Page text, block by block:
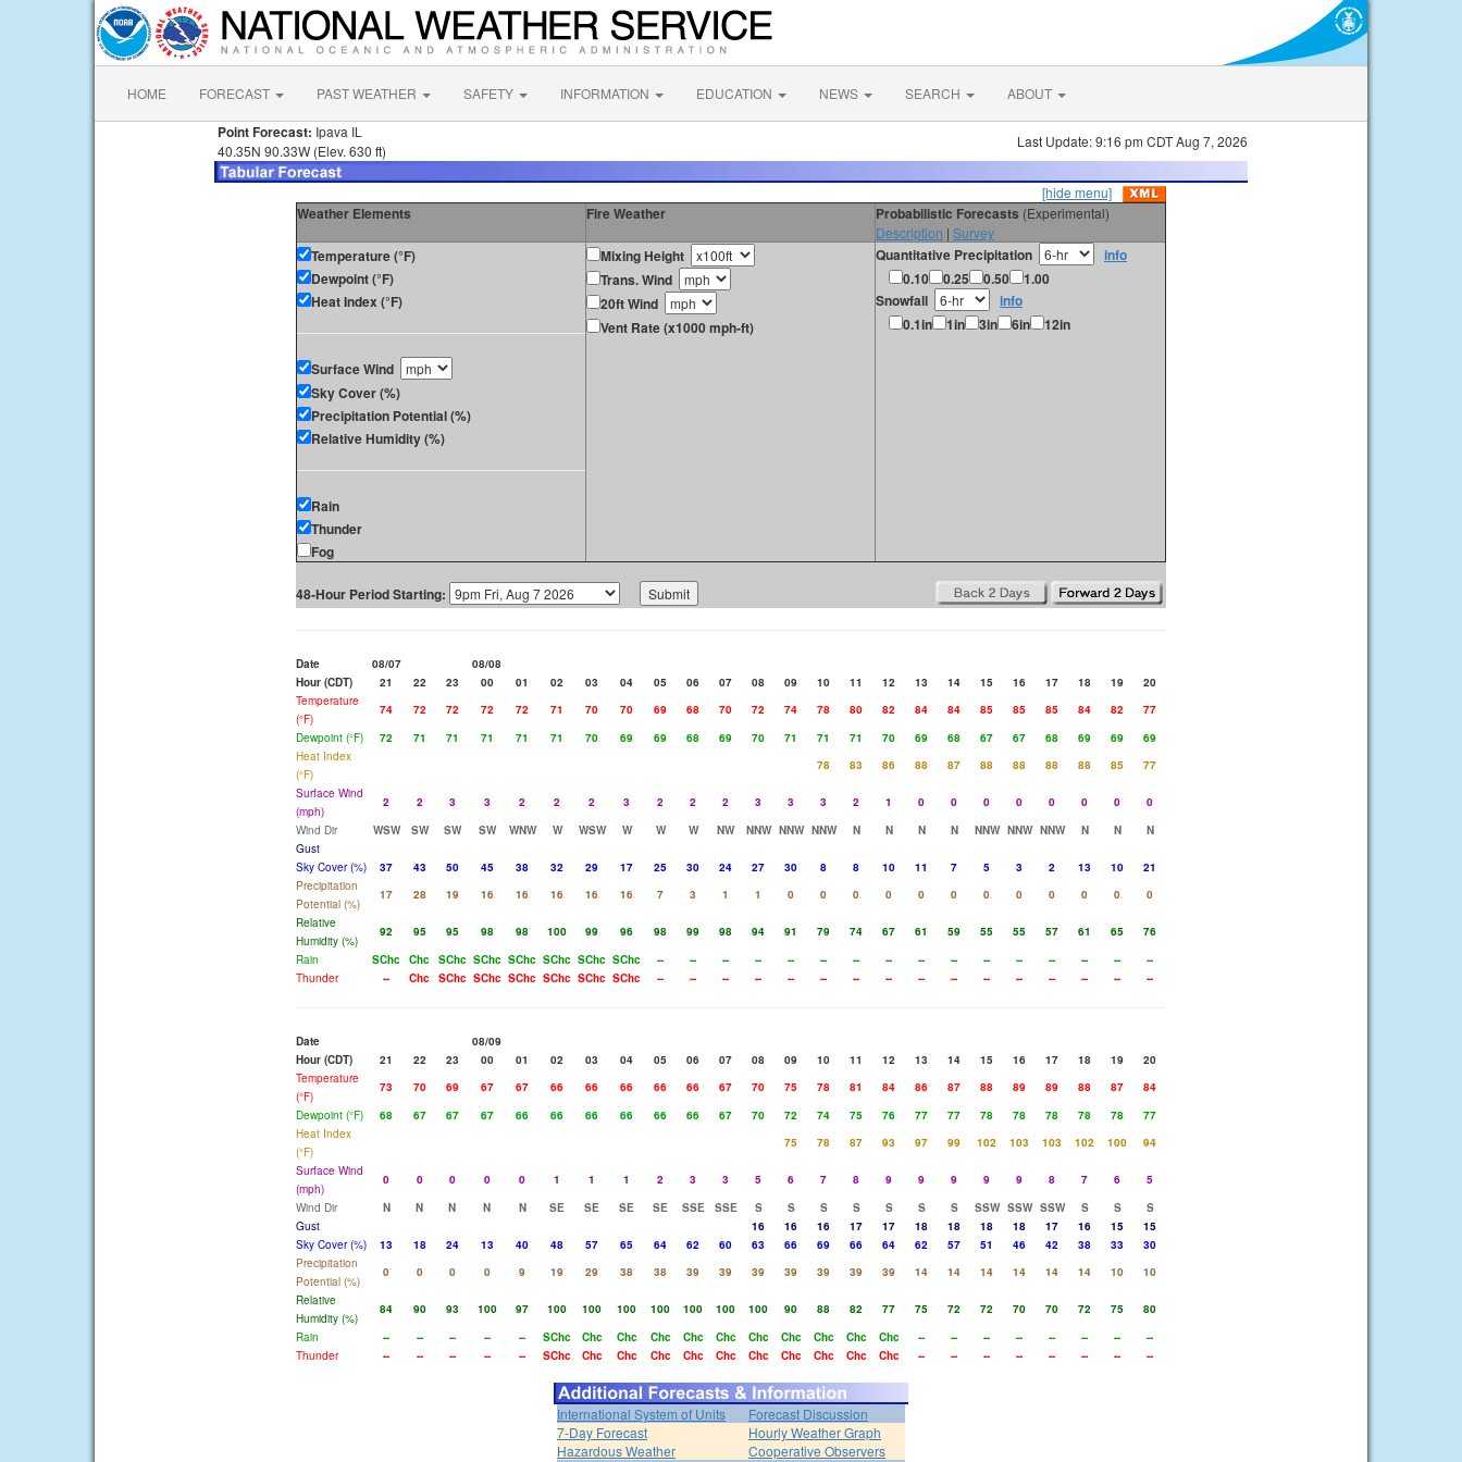
HOME FORECAST PAST WEATHER SAFETY INFORMATION EDUCATION NEWS SEARCH ABOUT
Point Forecast: Ipava IL
40.35N 90.33W (Elev. 630 ft)
Last Update: 9:16 pm CDT Aug 7, 2026
[hide menu]
Weather Elements Fire Weather Probabilistic Forecasts (Experimental)
Description | Survey
Temperature (°F)
Dewpoint (°F)
Heat Index (°F)
Surface Wind
Sky Cover (%)
Precipitation Potential (%)
Relative Humidity (%)
Rain
Thunder
Fog
Mixing Height
Trans. Wind
20ft Wind
Vent Rate (x1000 mph-ft)
Quantitative Precipitation
info
0.10
0.25 0.50
1.00
Snowfall
info
0.1in
1in 3in 6in 12in
48-Hour Period Starting:
Date 08/07
08/08
Hour (CDT)
21 22 23 00 01 02 03 04 05 06 07 08 09 10 11 12 13 14 15 16 17 18 19
20
Temperature
(°F)
74 72 72 72 72 71 70 70 69 68 70 72 74 78 80 82 84 84 85 85 85 84 82
77
Dewpoint (°F)
72 71 71 71 71 71 70 69 69 68 69 70 71 71 71 70 69 68 67 67 68 69 69
69
Heat Index
(°F)
78 83 86 88 87 88 88 88 88 85
77
Surface Wind
(mph)
2 2 3 3 2 2 2 3 2 2 2 3 3 3 2 1 0 0 0 0 0 0 0
0
Wind Dir
WSW SW SW SW WNW W WSW W W W NW NNW NNW NNW N N N N NNW NNW NNW N N
N
Gust
Sky Cover (%)
37 43 50 45 38 32 29 17 25 30 24 27 30 8 8 10 11 7 5 3 2 13 10
21
Precipitation
Potential (%)
17 28 19 16 16 16 16 16 7 3 1 1 0 0 0 0 0 0 0 0 0 0 0
0
Relative
Humidity (%)
92 95 95 98 98 100 99 96 98 99 98 94 91 79 74 67 61 59 55 55 57 61 65
76
Rain
SChc Chc SChc SChc SChc SChc SChc SChc -- -- -- -- -- -- -- -- -- -- -- -- -- -- --
--
Thunder
-- Chc SChc SChc SChc SChc SChc SChc -- -- -- -- -- -- -- -- -- -- -- -- -- -- -- --
Date
08/09
Hour (CDT)
21 22 23 00 01 02 03 04 05 06 07 08 09 10 11 12 13 14 15 16 17 18 19
20
Temperature
(°F)
73 70 69 67 67 66 66 66 66 66 67 70 75 78 81 84 86 87 88 89 89 88 87
84
Dewpoint (°F)
68 67 67 67 66 66 66 66 66 66 67 70 72 74 75 76 77 77 78 78 78 78 78
77
Heat Index
(°F)
75 78 87 93 97 99 102 103 103 102 100
94
Surface Wind
(mph)
0 0 0 0 0 1 1 1 2 3 3 5 6 7 8 9 9 9 9 9 8 7 6
5
Wind Dir
N N N N N SE SE SE SE SSE SSE S S S S S S S SSW SSW SSW S S
S
Gust
16 16 16 17 17 18 18 18 18 17 16 15
15
Sky Cover (%)
13 18 24 13 40 48 57 65 64 62 60 63 66 69 66 64 62 57 51 46 42 38 33
30
Precipitation
Potential (%)
0 0 0 0 9 19 29 38 38 39 39 39 39 39 39 39 14 14 14 14 14 14 10
10
Relative
Humidity (%)
84 90 93 100 97 100 100 100 100 100 100 100 90 88 82 77 75 72 72 70 70 72 75
80
Rain
-- -- -- -- -- SChc Chc Chc Chc Chc Chc Chc Chc Chc Chc Chc -- -- -- -- -- -- --
--
Thunder
-- -- -- -- -- SChc Chc Chc Chc Chc Chc Chc Chc Chc Chc Chc -- -- -- -- -- -- -- --
International System of Units
Forecast Discussion
7-Day Forecast
Hourly Weather Graph
Hazardous Weather
Cooperative Observers